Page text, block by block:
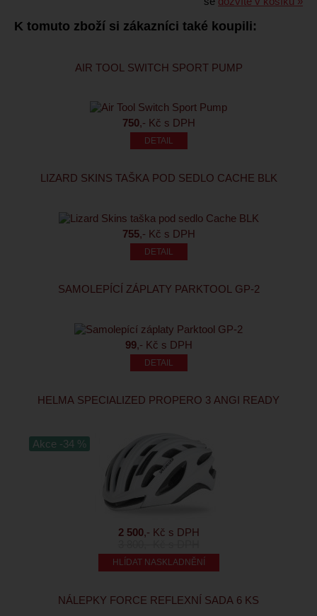
K tomuto zboží si zákazníci také koupili:
AIR TOOL SWITCH SPORT PUMP
750,- Kč s DPH
LIZARD SKINS TAŠKA POD SEDLO CACHE BLK
755,- Kč s DPH
SAMOLEPÍCÍ ZÁPLATY PARKTOOL GP-2
99,- Kč s DPH
HELMA SPECIALIZED PROPERO 3 ANGI READY
Akce -34 %
2 500,- Kč s DPH
HLÍDAT NASKLADNĚNÍ
NÁLEPKY FORCE REFLEXNÍ SADA 6 KS